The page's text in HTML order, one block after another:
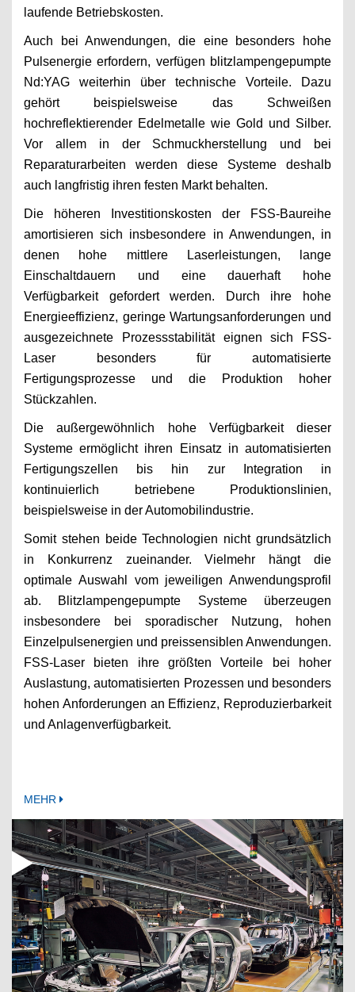
laufende Betriebskosten.
Auch bei Anwendungen, die eine besonders hohe
Pulsenergie erfordern, verfügen blitzlampengepumpte
Nd:YAG weiterhin über technische Vorteile. Dazu
gehört beispielsweise das Schweißen
hochreflektierender Edelmetalle wie Gold und Silber.
Vor allem in der Schmuckherstellung und bei
Reparaturarbeiten werden diese Systeme deshalb
auch langfristig ihren festen Markt behalten.
Die höheren Investitionskosten der FSS-Baureihe
amortisieren sich insbesondere in Anwendungen, in
denen hohe mittlere Laserleistungen, lange
Einschaltdauern und eine dauerhaft hohe
Verfügbarkeit gefordert werden. Durch ihre hohe
Energieeffizienz, geringe Wartungsanforderungen und
ausgezeichnete Prozessstabilität eignen sich FSS-
Laser besonders für automatisierte
Fertigungsprozesse und die Produktion hoher
Stückzahlen.
Die außergewöhnlich hohe Verfügbarkeit dieser
Systeme ermöglicht ihren Einsatz in automatisierten
Fertigungszellen bis hin zur Integration in
kontinuierlich betriebene Produktionslinien,
beispielsweise in der Automobilindustrie.
Somit stehen beide Technologien nicht grundsätzlich
in Konkurrenz zueinander. Vielmehr hängt die
optimale Auswahl vom jeweiligen Anwendungsprofil
ab. Blitzlampengepumpte Systeme überzeugen
insbesondere bei sporadischer Nutzung, hohen
Einzelpulsenergien und preissensiblen Anwendungen.
FSS-Laser bieten ihre größten Vorteile bei hoher
Auslastung, automatisierten Prozessen und besonders
hohen Anforderungen an Effizienz, Reproduzierbarkeit
und Anlagenverfügbarkeit.
MEHR